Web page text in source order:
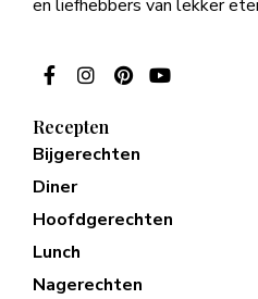
en liefhebbers van lekker
Recepten
Bijgerechten
Diner
Hoofdgerechten
Lunch
Nagerechten